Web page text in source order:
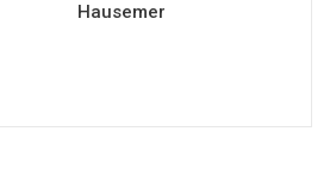
Hausemer